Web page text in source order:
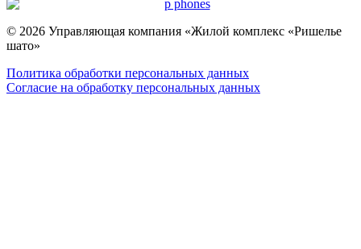
© 2026 Управляющая компания «Жилой комплекс «Ришелье
шато»
Политика обработки персональных данных
Согласие на обработку персональных данных